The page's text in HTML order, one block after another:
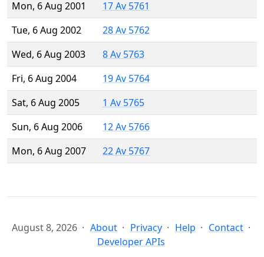
Mon, 6 Aug 2001
17 Av 5761
Tue, 6 Aug 2002
28 Av 5762
Wed, 6 Aug 2003
8 Av 5763
Fri, 6 Aug 2004
19 Av 5764
Sat, 6 Aug 2005
1 Av 5765
Sun, 6 Aug 2006
12 Av 5766
Mon, 6 Aug 2007
22 Av 5767
August 8, 2026 About Privacy Help
Contact
Developer APIs